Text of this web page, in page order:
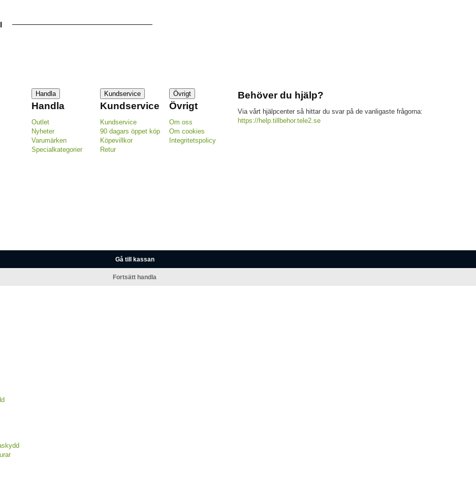
Handla
Handla
Outlet
Nyheter
Varumärken
Specialkategorier
Kundservice
Kundservice
Kundservice
90 dagars öppet köp
Köpevillkor
Retur
Övrigt
Övrigt
Om oss
Om cookies
Integritetspolicy
Behöver du hjälp?
Via vårt hjälpcenter så hittar du svar på de vanligaste frågorna:
https://help.tillbehor.tele2.se
Gå till kassan
Fortsätt handla